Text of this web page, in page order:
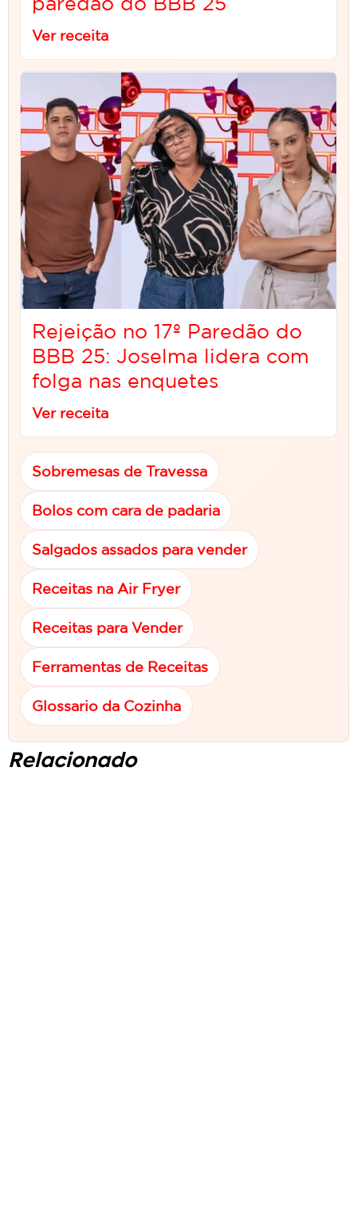
Ver receita
Rejeição no 17º Paredão do
BBB 25: Joselma lidera com
folga nas enquetes
Ver receita
Sobremesas de Travessa
Bolos com cara de padaria
Salgados assados para vender
Receitas na Air Fryer
Receitas para Vender
Ferramentas de Receitas
Glossario da Cozinha
Relacionado